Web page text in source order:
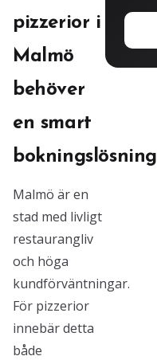
pizzerior i
Malmö
behöver
en smart
bokningslösning
Malmö är en
stad med livligt
restaurangliv
och höga
kundförväntningar.
För pizzerior
innebär detta
både